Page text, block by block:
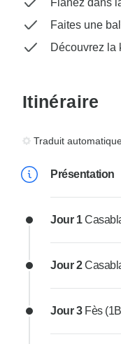
Flânez dans
Faites une
Découvrez la
Itinéraire
Traduit
Présentation
Jour 1
Jour 2
Jour 3 Fès